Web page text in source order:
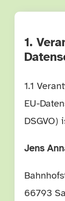
1.
1.1
EU-
DSGVO)
Jens
66793